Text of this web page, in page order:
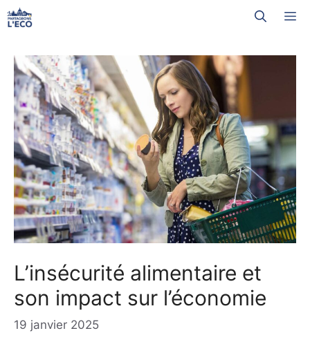
Aller
au
L’insécurité alimentaire et
son impact sur l’économie
19 janvier 2025